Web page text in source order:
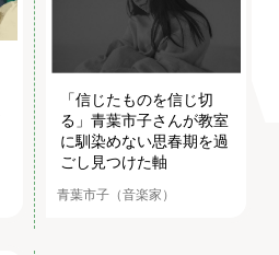
「信じたものを信じ切
る」青葉市子さんが教室
に馴染めない思春期を過
ごし見つけた軸
青葉市子（音楽家）